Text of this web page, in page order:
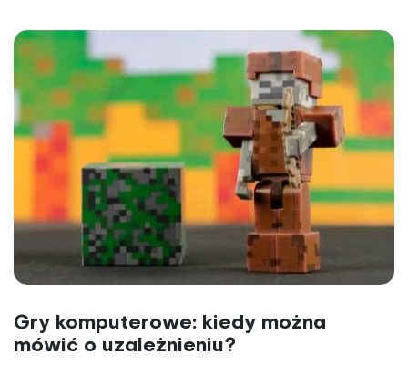
Gry komputerowe: kiedy można
mówić o uzależnieniu?